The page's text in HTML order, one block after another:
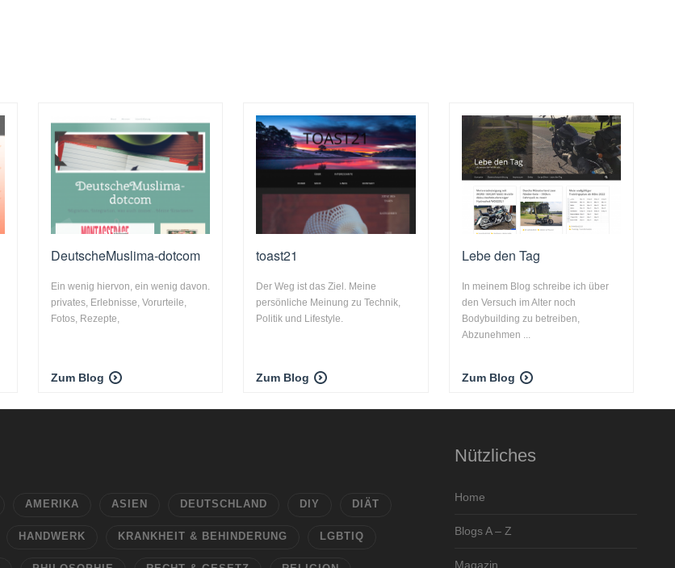
DeutscheMuslima-dotcom
Ein wenig hiervon, ein wenig davon.
privates, Erlebnisse, Vorurteile,
Fotos, Rezepte,
Zum Blog
toast21
Der Weg ist das Ziel. Meine
persönliche Meinung zu Technik,
Politik und Lifestyle.
Zum Blog
Lebe den Tag
In meinem Blog schreibe ich über
den Versuch im Alter noch
Bodybuilding zu betreiben,
Abzunehmen ...
Zum Blog
AMERIKA ASIEN DEUTSCHLAND DIY DIÄT
HANDWERK KRANKHEIT & BEHINDERUNG LGBTIQ
Nützliches
Home
Blogs A – Z
Magazin